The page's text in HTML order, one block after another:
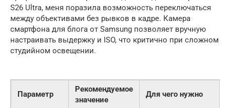
S26 Ultra, меня поразила возможность переключаться
между объективами без рывков в кадре. Камера
смартфона для блога от Samsung позволяет вручную
настраивать выдержку и ISO, что критично при сложном
студийном освещении.
Параметр
Рекомендуемое
значение
Для чего нужно